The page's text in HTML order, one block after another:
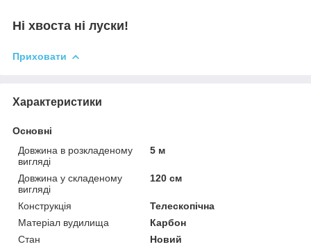
Ні хвоста ні луски!
Приховати
Характеристики
Основні
Довжина в розкладеному
вигляді
5 м
Довжина у складеному
вигляді
120 см
Конструкція
Телескопічна
Матеріал вудилища
Карбон
Стан
Новий